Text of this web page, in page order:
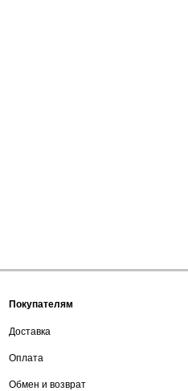
Покупателям
Доставка
Оплата
Обмен и возврат